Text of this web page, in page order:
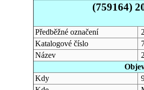
(759164)
Předběžné označení
Katalogové číslo
Název
Kdy